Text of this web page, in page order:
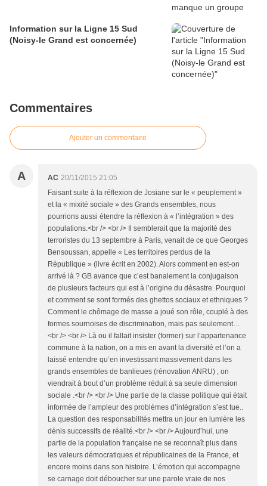
Information sur la Ligne 15 Sud
(Noisy-le Grand est concernée)
Commentaires
Ajouter un commentaire
A AC 20/11/2015 21:05
Faisant suite à la réflexion de Josiane sur le « peuplement »
et la « mixité sociale » des Grands ensembles, nous
pourrions aussi étendre la réflexion à « l’intégration » des
populations.<br /> <br /> Il semblerait que la majorité des
terroristes du 13 septembre à Paris, venait de ce que Georges
Bensoussan, appelle « Les territoires perdus de la
République » (livre écrit en 2002). Alors comment en est-on
arrivé là ? GB avance que c’est banalement la conjugaison
de plusieurs facteurs qui est à l’origine du désastre. Pourquoi
et comment se sont formés des ghettos sociaux et ethniques ?
Comment le chômage de masse a joué son rôle, couplé à des
formes sournoises de discrimination, mais pas seulement…
<br /> <br /> Là ou il fallait insister (former) sur l’appartenance
commune à la nation, on a mis en avant la diversité et l’on a
laissé entendre qu’en investissant massivement dans les
grands ensembles de banlieues (rénovation ANRU) , on
viendrait à bout d’un problème réduit à sa seule dimension
sociale .<br /> <br /> Une partie de la classe politique qui était
informée de l’ampleur des problèmes d’intégration s’est tue..
La question des responsabilités mettra un jour en lumière les
dénis successifs de réalité.<br /> <br /> Aujourd’hui, une
partie de la population française ne se reconnaît plus dans
les valeurs démocratiques et républicaines de la France, et
encore moins dans son histoire. L’émotion qui accompagne
se carnage doit déboucher sur une parole vraie de nos